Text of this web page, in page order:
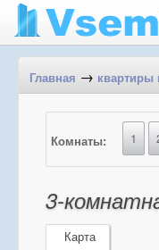
Главная → квартиры
Комнаты: 1
3-
Карта